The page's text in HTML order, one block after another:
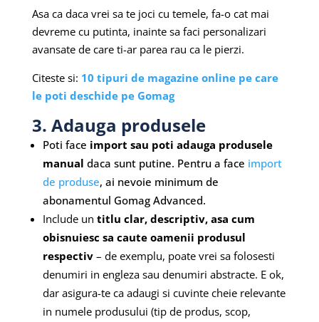
Asa ca daca vrei sa te joci cu temele, fa-o cat mai
devreme cu putinta, inainte sa faci personalizari
avansate de care ti-ar parea rau ca le pierzi.
Citeste si: 10 tipuri de magazine online pe care
le poti deschide pe Gomag
3. Adauga produsele
Poti face import sau poti adauga produsele
manual daca sunt putine. Pentru a face import
de produse, ai nevoie minimum de
abonamentul Gomag Advanced.
Include un titlu clar, descriptiv, asa cum
obisnuiesc sa caute oamenii produsul
respectiv– de exemplu, poate vrei sa folosesti
denumiri in engleza sau denumiri abstracte. E ok,
dar asigura-te ca adaugi si cuvinte cheie relevante
in numele produsului (tip de produs, scop,